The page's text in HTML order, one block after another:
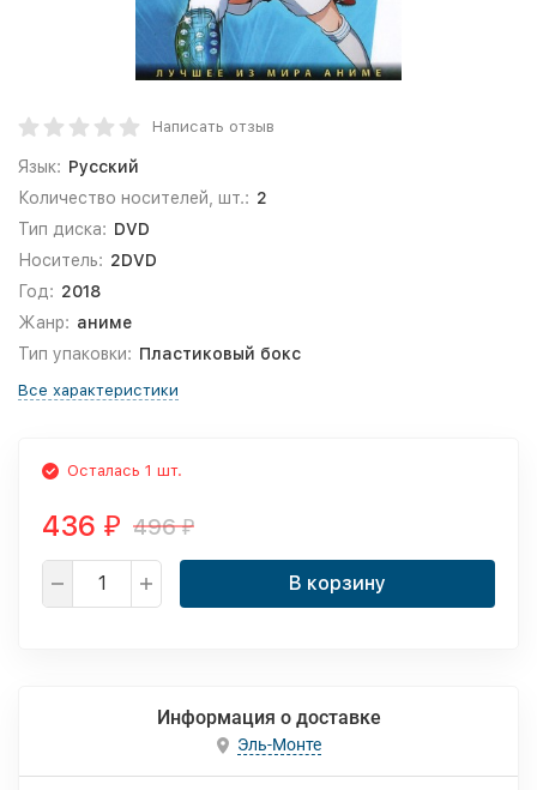
Написать отзыв
Язык: Русский
Количество носителей, шт.: 2
Тип диска: DVD
Носитель: 2DVD
Год: 2018
Жанр: аниме
Тип упаковки: Пластиковый бокс
Все характеристики
Осталась 1 шт.
436 ₽ 496₽
В корзину
Информация о доставке
Эль-Монте